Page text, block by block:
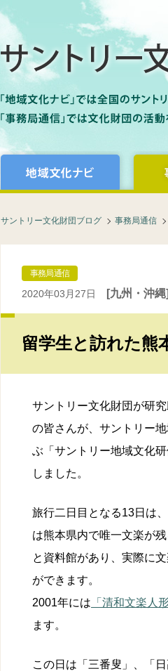
サントリー文化財団ブログ 事務局通信
事務局通信
2020年03月27日 [九州・沖縄]
留学生と訪れた熊
サントリー文化財団が研
の皆さんが、サントリー
ぶ「サントリー地域文化
しました。
旅行二日目となる13日は
は熊本県内で唯一文楽が
と資料館があり、実際に
ができます。
2001年には 「清和文楽人
ます。
この日は「三番叟」、「